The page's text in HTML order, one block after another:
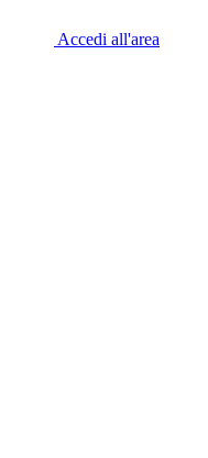
Accedi all'area